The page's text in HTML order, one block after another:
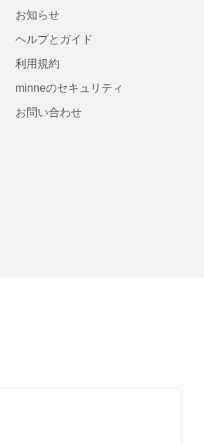
お知らせ
ヘルプとガイド
利用規約
minneのセキュリティ
お問い合わせ